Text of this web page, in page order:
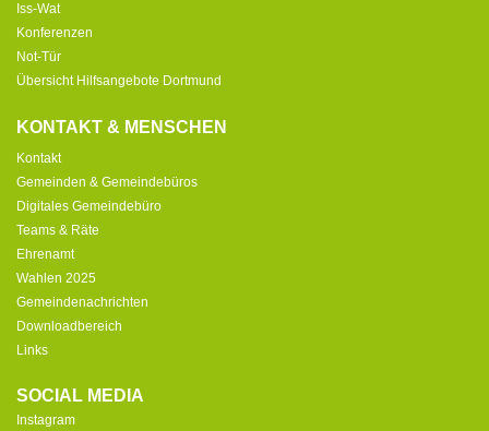
Iss-Wat
Konferenzen
Not-Tür
Übersicht Hilfsangebote Dortmund
KONTAKT & MENSCHEN
Kontakt
Gemeinden & Gemeindebüros
Digitales Gemeindebüro
Teams & Räte
Ehrenamt
Wahlen 2025
Gemeindenachrichten
Downloadbereich
Links
SOCIAL MEDIA
Instagram